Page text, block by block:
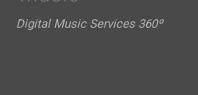
Digital Music Services 360º